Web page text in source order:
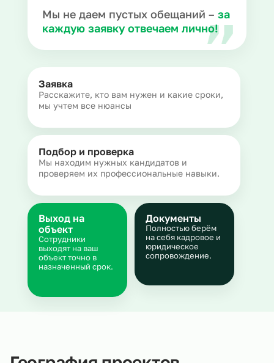
Мы не даем пустых обещаний – за
каждую заявку отвечаем лично!
Заявка
Расскажите, кто вам нужен и какие сроки,
мы учтем все нюансы
Подбор и проверка
Мы находим нужных кандидатов и
проверяем их профессиональные навыки.
Документы
Полностью берём
на себя кадровое и
юридическое
сопровождение.
Выход на
объект
Сотрудники
выходят на ваш
объект точно в
назначенный срок.